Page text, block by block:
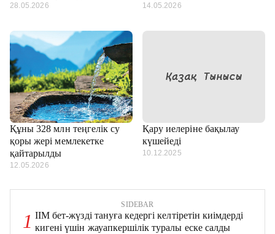
28.05.2026 14.05.2026
Құны 328 млн теңгелік су
қоры жері мемлекетке
қайтарылды
12.05.2026
Қару иелеріне бақылау
күшейеді
10.12.2025
SIDEBAR
1 ІІМ бет-жүзді тануға кедергі келтіретін киімдерді
кигені үшін жауапкершілік туралы еске салды